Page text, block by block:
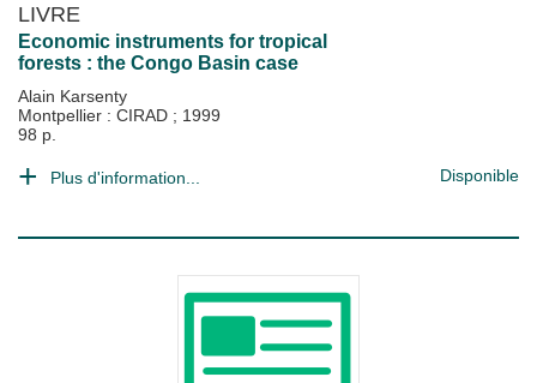
LIVRE
Economic instruments for tropical
forests : the Congo Basin case
Alain Karsenty
Montpellier : CIRAD ; 1999
98 p.
Plus d'information... Disponible